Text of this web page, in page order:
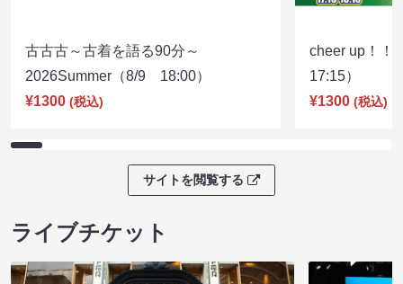
古古古～古着を語る90分～
2026Summer（8/9 18:00）
¥1300 (税込)
cheer up！
17:15）
¥1300 (税込)
サイトを閲覧する
ライブチケット